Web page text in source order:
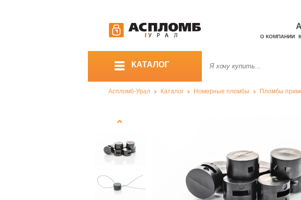
О КОМПАНИИ
КАТАЛОГ
Аспломб-Урал Каталог Номерные пломбы Пломбы